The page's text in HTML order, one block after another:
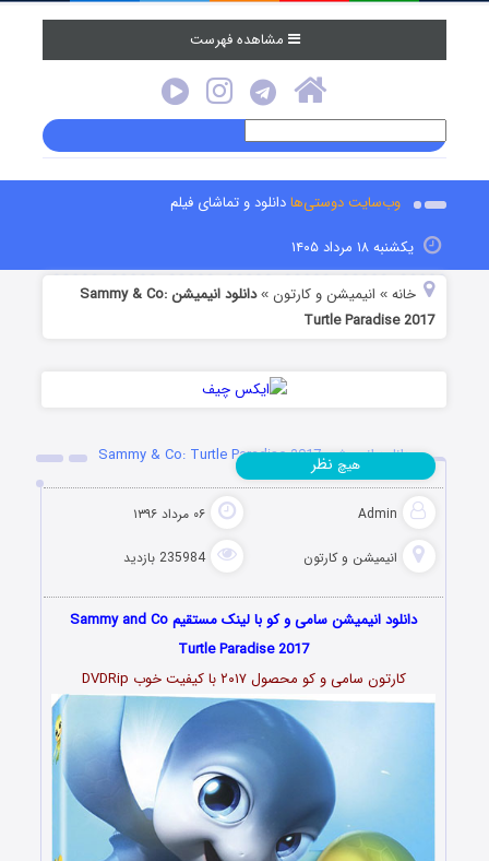
مشاهده فهرست
وب‌سایت دوستی‌هادانلود و تماشای فیلم
یکشنبه ۱۸ مرداد ۱۴۰۵
خانه » انیمیشن و کارتون »
دانلود انیمیشن Sammy & Co:
Turtle Paradise 2017‬‏
دانلود انیمیشن Sammy & Co: Turtle Paradise 2017‬‏
Admin ۰۶ مرداد ۱۳۹۶
انیمیشن و کارتون 235984 بازدید
هیچ نظر
دانلود انیمیشن سامی و کو با لینک مستقیم Sammy and Co
Turtle Paradise 2017
کارتون سامی و کو محصول ۲۰۱۷ با کیفیت خوب DVDRip